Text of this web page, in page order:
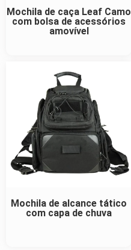
Mochila de caça Leaf Camo
com bolsa de acessórios
amovível
Mochila de alcance tático
com capa de chuva